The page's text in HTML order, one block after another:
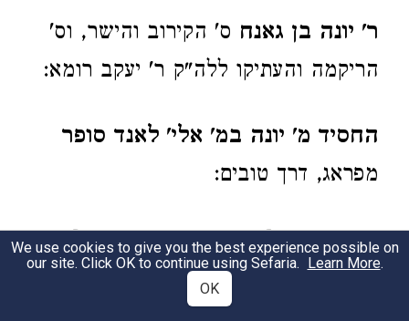
ר' יונה בן גאנח ס' הקירוב והישר, וס'
הריקמה והעתיקו ללה"ק ר' יעקב רומא:
החסיד מ' יונה במ' אלי' לאנד סופר
מפראג, דרך טובים:
(הג"מ יונה [בר' משה בנימין זאב] עלה
:
We use cookies to give you the best experience possible on
our site. Click OK to continue using Sefaria. Learn More.
OK